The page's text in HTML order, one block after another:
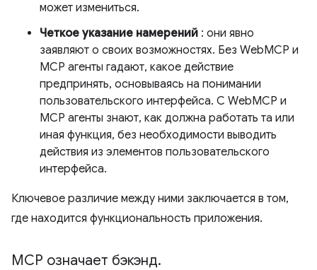
может измениться.
Четкое указание намерений : они явно
заявляют о своих возможностях. Без WebMCP и
MCP агенты гадают, какое действие
предпринять, основываясь на понимании
пользовательского интерфейса. С WebMCP и
MCP агенты знают, как должна работать та или
иная функция, без необходимости выводить
действия из элементов пользовательского
интерфейса.
Ключевое различие между ними заключается в том,
где находится функциональность приложения.
MCP означает бэкэнд.